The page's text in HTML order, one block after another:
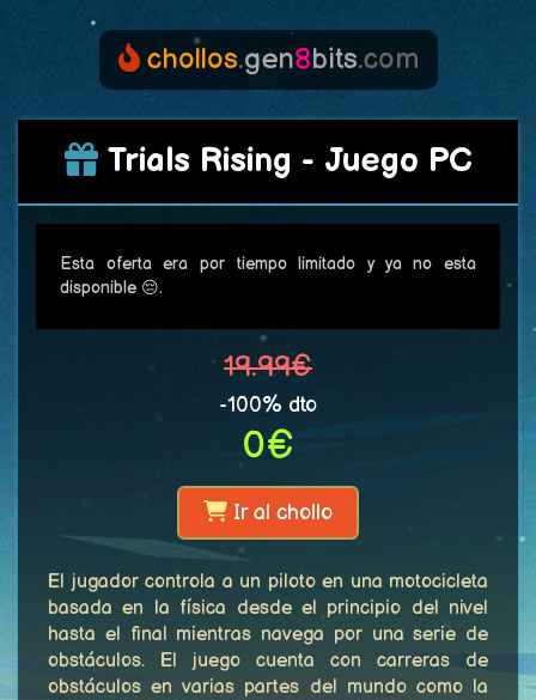
chollos.gen8bits.com
Trials Rising - Juego PC
Esta oferta era por tiempo limitado y ya no esta
disponible 😔.
19.99€
-100% dto
0€
Ir al chollo
El jugador controla a un piloto en una motocicleta
basada en la física desde el principio del nivel
hasta el final mientras navega por una serie de
obstáculos. El juego cuenta con carreras de
obstáculos en varias partes del mundo como la